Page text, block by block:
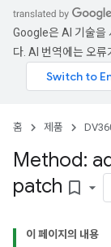
Google은 AI 기술을
다. AI 번역에는 오류
홈 제품
Method:
patch bookmark_border
이 페이지의 내용